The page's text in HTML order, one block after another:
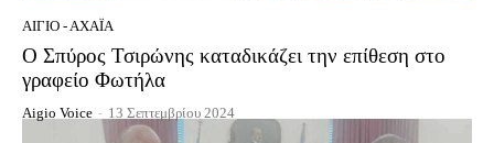
ΑΊΓΙΟ - ΑΧΑΪ́Α
Ο Σπύρος Τσιρώνης καταδικάζει την επίθεση στο
γραφείο Φωτήλα
Aigio Voice - 13 Σεπτεμβρίου 2024